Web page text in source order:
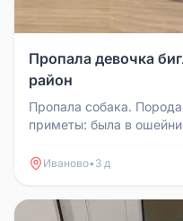
Пропала девочка
район
Пропала собака.
приметы: была в
Иваново• 3 д